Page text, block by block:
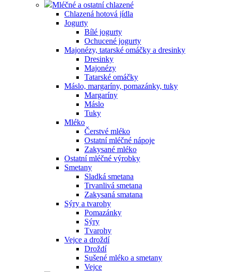
Mléčné a ostatní chlazené
Chlazená hotová jídla
Jogurty
Bílé jogurty
Ochucené jogurty
Majonézy, tatarské omáčky a dresinky
Dresinky
Majonézy
Tatarské omáčky
Máslo, margaríny, pomazánky, tuky
Margaríny
Máslo
Tuky
Mléko
Čerstvé mléko
Ostatní mléčné nápoje
Zakysané mléko
Ostatní mléčné výrobky
Smetany
Sladká smetana
Trvanlivá smetana
Zakysaná smatana
Sýry a tvarohy
Pomazánky
Sýry
Tvarohy
Vejce a droždí
Droždí
Sušené mléko a smetany
Vejce